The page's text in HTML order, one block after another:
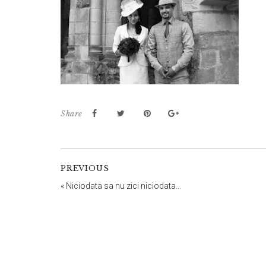
Share
PREVIOUS
« Niciodata sa nu zici niciodata…